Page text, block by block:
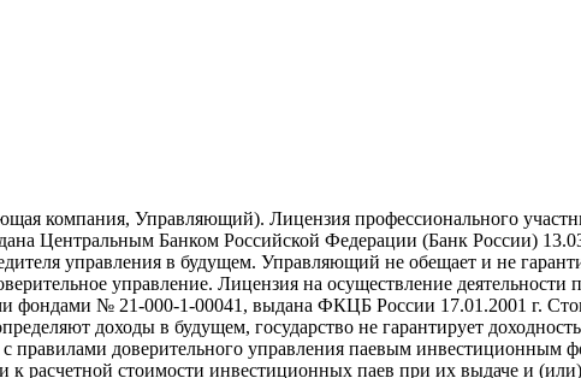
компания, Управляющий). Лицензия профессионального
Центральным Банком Российской Федерации (Банк России)
управления в будущем. Управляющий не обещает и не
управление. Лицензия на осуществление
№ 21-000-1-00041, выдана ФКЦБ России 17.01.2001 г.
доходы в будущем, государство не гарантирует
правилами доверительного управления паевым инвестиционным
стоимости инвестиционных паев при их выдаче и